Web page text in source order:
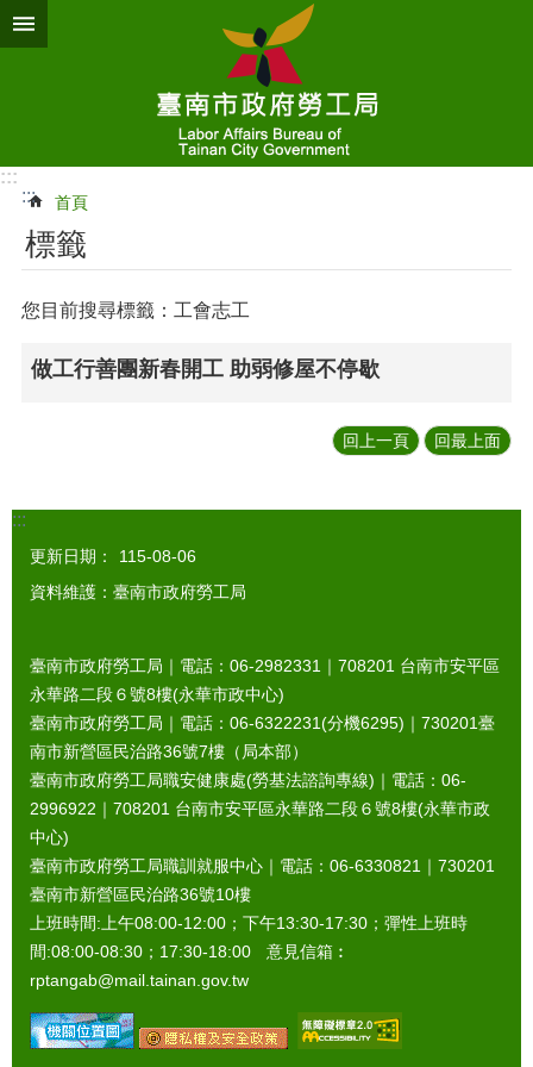
跳到主要內容區塊
:::
:::
首頁
標籤
您目前搜尋標籤：工會志工
做工行善團新春開工 助弱修屋不停歇
回上一頁 回最上面
:::
更新日期：
115-08-06
資料維護：臺南市政府勞工局
臺南市政府勞工局｜電話：06-2982331｜ 708201 台南市安平區
永華路二段６號8樓(永華市政中心)
臺南市政府勞工局｜電話：06-6322231(分機6295)｜ 730201臺
南市新營區民治路36號7樓（局本部）
臺南市政府勞工局職安健康處(勞基法諮詢專線)｜電話：06-
2996922｜ 708201 台南市安平區永華路二段６號8樓(永華市政
中心)
臺南市政府勞工局職訓就服中心｜電話：06-6330821｜ 730201
臺南市新營區民治路36號10樓
上班時間:上午08:00-12:00；下午13:30-17:30；彈性上班時
間:08:00-08:30；17:30-18:00 意見信箱︰
rptangab@mail.tainan.gov.tw